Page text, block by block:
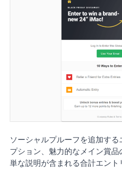
ソーシャルプルーフを追加す
プション、魅力的なメイン賞
単な説明が含まれる合計エント